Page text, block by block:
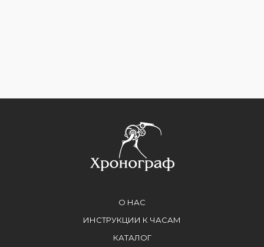
О НАС
ИНСТРУКЦИИ К ЧАСАМ
КАТАЛОГ